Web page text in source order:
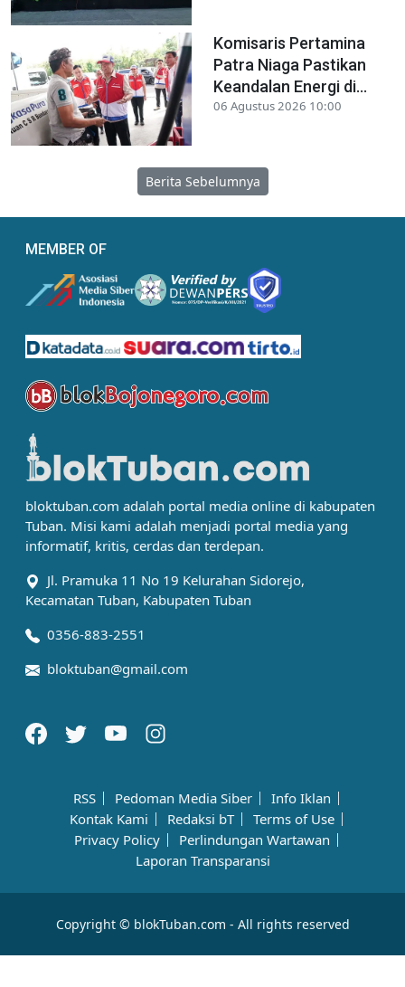
Komisaris Pertamina
Patra Niaga Pastikan
Keandalan Energi di...
06 Agustus 2026 10:00
Berita Sebelumnya
MEMBER OF
bloktuban.com adalah portal media online di kabupaten
Tuban. Misi kami adalah menjadi portal media yang
informatif, kritis, cerdas dan terdepan.
Jl. Pramuka 11 No 19 Kelurahan Sidorejo,
Kecamatan Tuban, Kabupaten Tuban
0356-883-2551
bloktuban@gmail.com
RSS Pedoman Media Siber
Info Iklan
Kontak Kami
Redaksi bT
Terms of Use
Privacy Policy
Perlindungan Wartawan
Laporan Transparansi
Copyright © blokTuban.com - All rights reserved